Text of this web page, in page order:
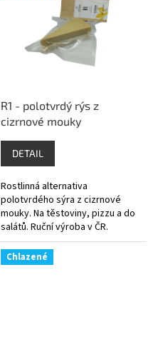
R1 - polotvrdý rýs z
cizrnové mouky
DETAIL
Rostlinná alternativa
polotvrdého sýra z cizrnové
mouky. Na těstoviny, pizzu a do
salátů. Ruční výroba v ČR.
Chlazené